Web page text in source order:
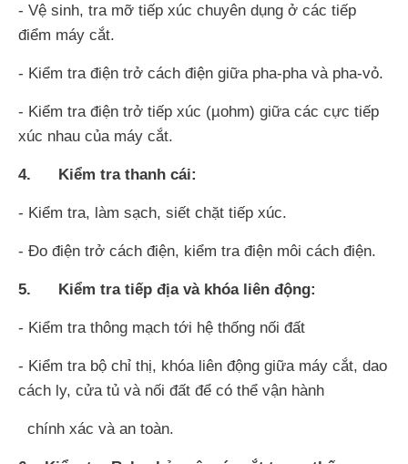
- Vệ sinh, tra mỡ tiếp xúc chuyên dụng ở các tiếp
điểm máy cắt.
- Kiểm tra điện trở cách điện giữa pha-pha và pha-vỏ.
- Kiểm tra điện trở tiếp xúc (µohm) giữa các cực tiếp
xúc nhau của máy cắt.
4. Kiểm tra thanh cái:
- Kiểm tra, làm sạch, siết chặt tiếp xúc.
- Đo điện trở cách điện, kiểm tra điện môi cách điện.
5. Kiểm tra tiếp địa và khóa liên động:
- Kiểm tra thông mạch tới hệ thống nối đất
- Kiểm tra bộ chỉ thị, khóa liên động giữa máy cắt, dao
cách ly, cửa tủ và nối đất để có thể vận hành
chính xác và an toàn.